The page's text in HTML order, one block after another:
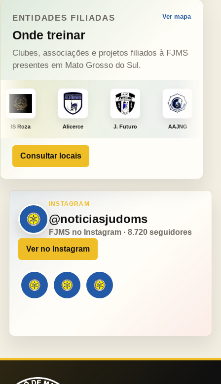
ENTIDADES FILIADAS
Onde treinar
Ver mapa
Clubes, associações e projetos filiados à FJMS
presentes em Mato Grosso do Sul.
Alicerce J. Futuro AAJNG TSURU
Consultar locais
INSTAGRAM
@noticiasjudoms
FJMS no Instagram · 8.720 seguidores
Ver no Instagram